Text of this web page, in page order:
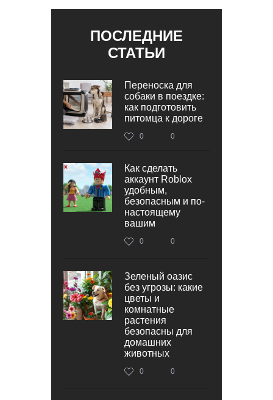
ПОСЛЕДНИЕ
СТАТЬИ
Переноска для
собаки в поездке:
как подготовить
питомца к дороге
0 0
Как сделать
аккаунт Roblox
удобным,
безопасным и по-
настоящему
вашим
0 0
Зеленый оазис
без угрозы: какие
цветы и
комнатные
растения
безопасны для
домашних
животных
0 0